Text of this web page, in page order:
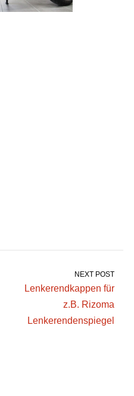
NEXT POST
Lenkerendkappen für
z.B. Rizoma
Lenkerendenspiegel